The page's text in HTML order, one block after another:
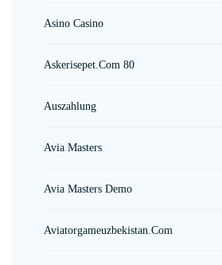
Asino Casino
Askerisepet.com 80
Auszahlung
Avia Masters
Avia Masters Demo
Aviatorgameuzbekistan.com